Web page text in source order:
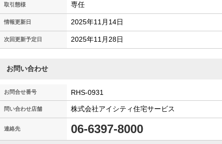
取引態様 専任
情報更新日 2025年11月14日
次回更新予定日 2025年11月28日
お問い合わせ
お問合せ番号 RHS-0931
問い合わせ店舗 株式会社アイシティ住宅サービス
連絡先 06-6397-8000